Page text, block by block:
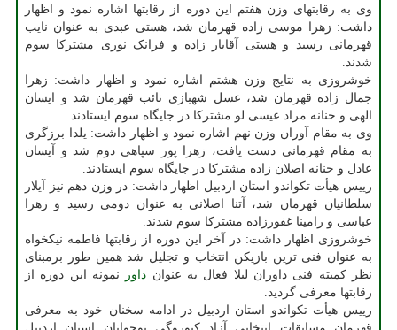
وی به رقابتهای وزن هفتم این دوره از رقابتها اشاره نمود و اظهار
داشت: زهرا موسی زاده قهرمان شد، هستی عبدی به عنوان نایب
قهرمانی رسید و هستی آقایار زاده و فرانک نوری مشترکا سوم
شدند.
خوشروزی به نتایج وزن هشتم اشاره نمود و اظهار داشت: زهرا
جمال زاده قهرمان شد، عسل شهبازی نائب قهرمان شد و ایسان
الهی و حنانه مراد عیسی لو مشترکا در جایگاه سوم ایستادند.
وی به مقام آوران وزن نهم اشاره نمود و اظهار داشت: یلدا برزگری
به مقام قهرمانی دست یافت، زهرا پور سپاهی دوم شد و آیسان
عادل و حنانه اصلان زاده مشترکا در جایگاه سوم ایستادند.
رییس هیأت تکواندو استان اردبیل اظهار داشت: در وزن دهم نیز آیلار
سلطانیان قهرمان شد، آتنا اصلانی به عنوان دومی رسید و زهرا
عباسی و رامینا غفورزاده مشترکا سوم شدند.
خوشروزی اظهار داشت: در آخر این دوره از رقابتها فاطمه نیکخواه
به عنوان فنی ترین بازیکن انتخاب و تجلیل شد همین طور برمبنای
نظر کمیته فنی داوران لیلا فعال به عنوان داور
نمونه این دوره از
رقابتها معرفی گردید.
رییس هیأت تکواندو استان اردبیل در ادامه سخنان خود به معرفی